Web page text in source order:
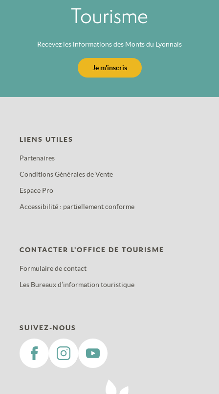
Tourisme
Recevez les informations des Monts du Lyonnais
Je m'inscris
LIENS UTILES
Partenaires
Conditions Générales de Vente
Espace Pro
Accessibilité : partiellement conforme
CONTACTER L'OFFICE DE TOURISME
Formulaire de contact
Les Bureaux d’information touristique
SUIVEZ-NOUS